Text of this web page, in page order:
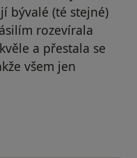
bývalé (té stejné)
rozevírala
a přestala se
všem jen
účet byl odstraněn